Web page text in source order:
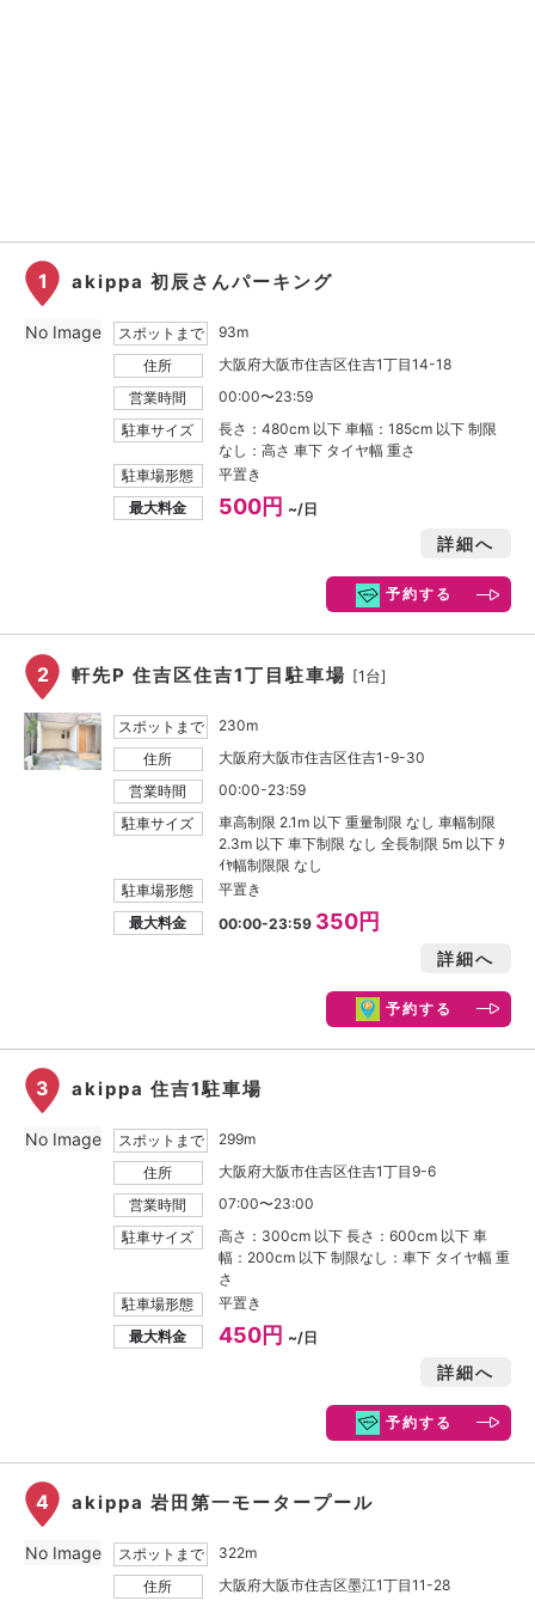
1 akippa 初辰さんパーキング
スポットまで
93m
住所
大阪府大阪市住吉区住吉1丁目14-18
営業時間
00:00〜23:59
駐車サイズ
長さ：480cm 以下 車幅：185cm 以下 制限
なし：高さ 車下 タイヤ幅 重さ
駐車場形態
平置き
最大料金
500円 ~/日
詳細へ
予約する
No Image
2 軒先P 住吉区住吉1丁目駐車場 [1台]
スポットまで
230m
住所
大阪府大阪市住吉区住吉1-9-30
営業時間
00:00-23:59
駐車サイズ
車高制限 2.1m 以下 重量制限 なし 車幅制限
2.3m 以下 車下制限 なし 全長制限 5m 以下 ﾀ
ｲﾔ幅制限限 なし
駐車場形態
平置き
最大料金
00:00-23:59 350円
詳細へ
予約する
3 akippa 住吉1駐車場
スポットまで
299m
住所
大阪府大阪市住吉区住吉1丁目9-6
営業時間
07:00〜23:00
駐車サイズ
高さ：300cm 以下 長さ：600cm 以下 車
幅：200cm 以下 制限なし：車下 タイヤ幅 重
さ
駐車場形態
平置き
最大料金
450円 ~/日
詳細へ
予約する
No Image
4 akippa 岩田第一モータープール
スポットまで
322m
住所
大阪府大阪市住吉区墨江1丁目11-28
No Image